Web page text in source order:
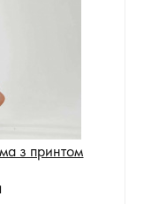
з принтом